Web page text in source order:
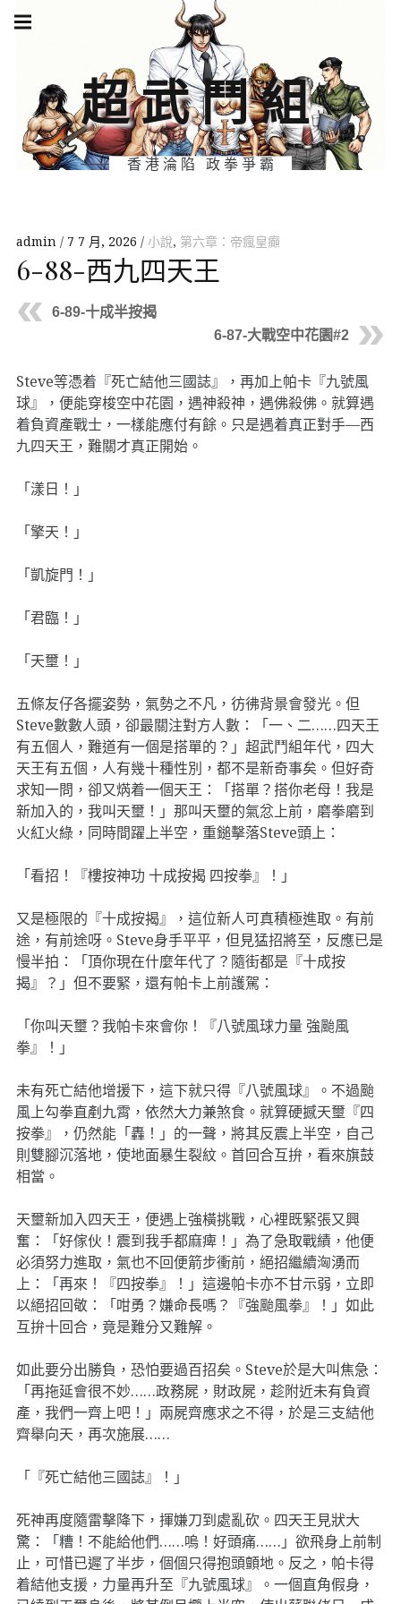
Skip
超武鬥組
香港淪陷 政拳爭霸
navigation
admin 7 7 月, 2026 小說, 第六章：帝瘋皇癲
6-88-西九四天王
6-89-十成半按揭
6-87-大戰空中花園#2
Steve等憑着『死亡結他三國誌』，再加上帕卡『九號風
球』，便能穿梭空中花園，遇神殺神，遇佛殺佛。就算遇
着負資產戰士，一樣能應付有餘。只是遇着真正對手—西
九四天王，難關才真正開始。
「漾日！」
「擎天！」
「凱旋門！」
「君臨！」
「天壐！」
五條友仔各擺姿勢，氣勢之不凡，彷彿背景會發光。但
Steve數數人頭，卻最關注對方人數：「一、二……四天王
有五個人，難道有一個是搭單的？」超武鬥組年代，四大
天王有五個，人有幾十種性別，都不是新奇事矣。但好奇
求知一問，卻又焫着一個天王：「搭單？搭你老母！我是
新加入的，我叫天壐！」那叫天壐的氣忿上前，磨拳磨到
火紅火綠，同時間躍上半空，重鎚擊落Steve頭上：
「看招！『樓按神功 十成按揭 四按拳』！」
又是極限的『十成按揭』，這位新人可真積極進取。有前
途，有前途呀。Steve身手平平，但見猛招將至，反應已是
慢半拍：「頂你現在什麼年代了？隨街都是『十成按
揭』？」但不要緊，還有帕卡上前護駕：
「你叫天壐？我帕卡來會你！『八號風球力量 強颱風
拳』！」
未有死亡結他增援下，這下就只得『八號風球』。不過颱
風上勾拳直剷九霄，依然大力兼煞食。就算硬撼天壐『四
按拳』，仍然能「轟！」的一聲，將其反震上半空，自己
則雙腳沉落地，使地面暴生裂紋。首回合互拚，看來旗鼓
相當。
天壐新加入四天王，便遇上強橫挑戰，心裡既緊張又興
奮：「好傢伙！震到我手都麻痺！」為了急取戰績，他便
必須努力進取，氣也不回便箭步衝前，絕招繼續洶湧而
上：「再來！『四按拳』！」這邊帕卡亦不甘示弱，立即
以絕招回敬：「咁勇？嫌命長嗎？『強颱風拳』！」如此
互拚十回合，竟是難分又難解。
如此要分出勝負，恐怕要過百招矣。Steve於是大叫焦急：
「再拖延會很不妙……政務屍，財政屍，趁附近未有負資
產，我們一齊上吧！」兩屍齊應求之不得，於是三支結他
齊舉向天，再次施展……
「『死亡結他三國誌』！」
死神再度隨雷擊降下，揮嫌刀到處亂砍。四天王見狀大
驚：「糟！不能給他們……嗚！好頭痛……」欲飛身上前制
止，可惜已遲了半步，個個只得抱頭顫地。反之，帕卡得
着結他支援，力量再升至『九號風球』。一個直角假身，